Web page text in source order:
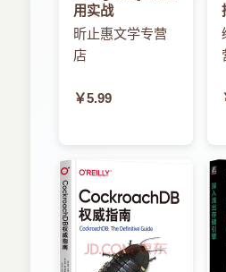
130 嵌入式模块的编程和异
136 总结
139 所需材料
153 服务器
163 总结
第6章 无线通信
167 所需材料
用实战
昕止惠文学专营
店
￥5.99